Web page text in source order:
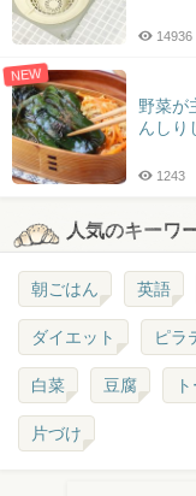
14936
NEW
野菜が
んしり
1243
人気のキーワ
朝ごはん 英語
ダイエット ピラ
白菜 豆腐
片づけ